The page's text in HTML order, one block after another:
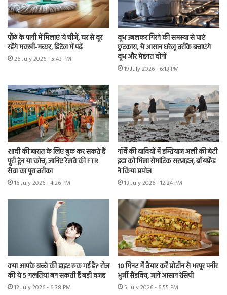
पोंछे के पानी में मिलाएं ये चीजें, घर से दूर
रहेंगे मक्खी-मच्छर, डिटेल में पढ़ें
26 July 2026 - 5:43 PM
दूध उबलकर गिरने की समस्या से पाएं
छुटकारा, ये आसान घरेलू तरीके बचाएंगे
दूध और मेहनत दोनों
19 July 2026 - 6:13 PM
शादी की बारात के लिए बुक कर सकते हैं
पूरी ट्रेन या कोच, जानिए रेलवे की FTR
सेवा का पूरा तरीका
16 July 2026 - 4:26 PM
नॉर्वे की वादियों में इम्तियाज अली की बेटी
इदा को मिला रोमांटिक सरप्राइज, बॉयफ्रेंड
ने किया प्रपोज
13 July 2026 - 12:24 PM
क्या आपके बच्चे की हाइट रुक गई है? रोज
की ये 5 गलतियां बन सकती हैं बड़ी वजह
12 July 2026 - 6:38 PM
10 मिनट में तैयार करें प्रोटीन से भरपूर पनीर
भुर्जी सैंडविच, जानें आसान रेसिपी
5 July 2026 - 6:55 PM